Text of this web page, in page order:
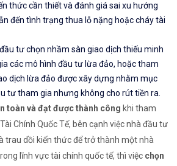
thức cần thiết và đánh giá sai xu hướng
đến tình trạng thua lỗ nặng hoặc cháy tài
tư chọn nhầm sàn giao dịch thiếu minh
các mô hình đầu tư lừa đảo, hoặc tham
dịch lừa đảo được xây dựng nhằm mục
tư tham gia nhưng không cho rút tiền ra.
toàn và đạt được thành công khi tham
Chính Quốc Tế, bên cạnh việc nhà đầu tư
trau dồi kiến thức để trở thành một nhà
lĩnh vực tài chính quốc tế, thì việc chọn